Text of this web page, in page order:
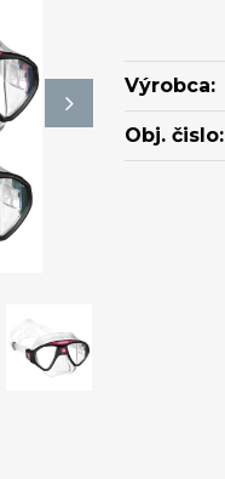
Výrobca:
Obj. čislo: